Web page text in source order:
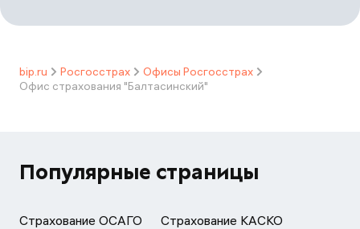
bip.ru Росгосстрах
Офисы Росгосстрах
Офис страхования "Балтасинский"
Популярные страницы
Страхование ОСАГО Страхование КАСКО